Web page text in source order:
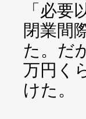
「必
閉業間
た。だ
万円く
けた。